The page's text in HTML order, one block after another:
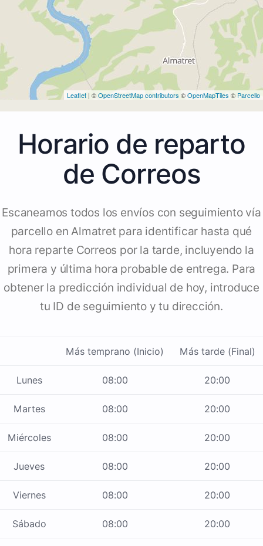
Leaflet | ©OpenStreetMap contributors ©OpenMapTiles © Parcello
Horario de reparto
de Correos
Escaneamos todos los envíos con seguimiento vía
parcello en Almatret para identificar hasta qué
hora reparte Correos por la tarde, incluyendo la
primera y última hora probable de entrega. Para
obtener la predicción individual de hoy, introduce
tu ID de seguimiento y tu dirección.
Más temprano (Inicio) Más tarde (Final)
Lunes 08:00 20:00
Martes 08:00 20:00
Miércoles 08:00 20:00
Jueves 08:00 20:00
Viernes 08:00 20:00
Sábado 08:00 20:00